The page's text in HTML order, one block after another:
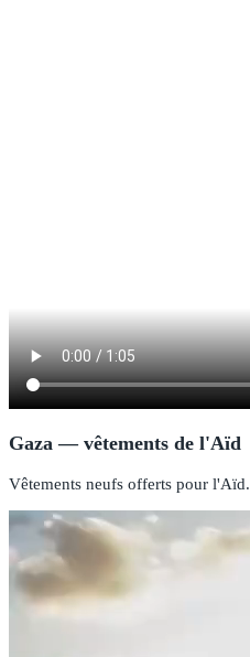
Gaza — vêtements de l'Aïd
Vêtements neufs offerts pour l'Aïd.